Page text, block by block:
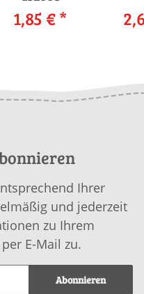
1,85 €*
Ihrer
und jederzeit
zu Ihrem
E-Mail zu.
Abonnieren